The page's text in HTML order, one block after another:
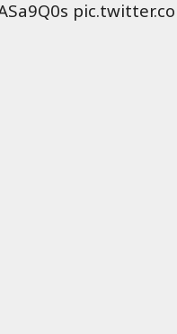
no cantor! 🔥🤠